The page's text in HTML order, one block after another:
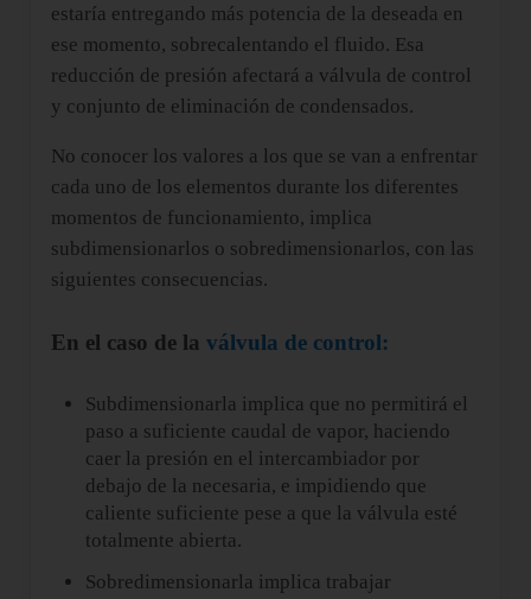
estaría entregando más potencia de la deseada en
ese momento, sobrecalentando el fluido. Esa
reducción de presión afectará a válvula de control
y conjunto de eliminación de condensados.
No conocer los valores a los que se van a enfrentar
cada uno de los elementos durante los diferentes
momentos de funcionamiento, implica
subdimensionarlos o sobredimensionarlos, con las
siguientes consecuencias.
En el caso de la válvula de control:
Subdimensionarla implica que no permitirá el
paso a suficiente caudal de vapor, haciendo
caer la presión en el intercambiador por
debajo de la necesaria, e impidiendo que
caliente suficiente pese a que la válvula esté
totalmente abierta.
Sobredimensionarla implica trabajar